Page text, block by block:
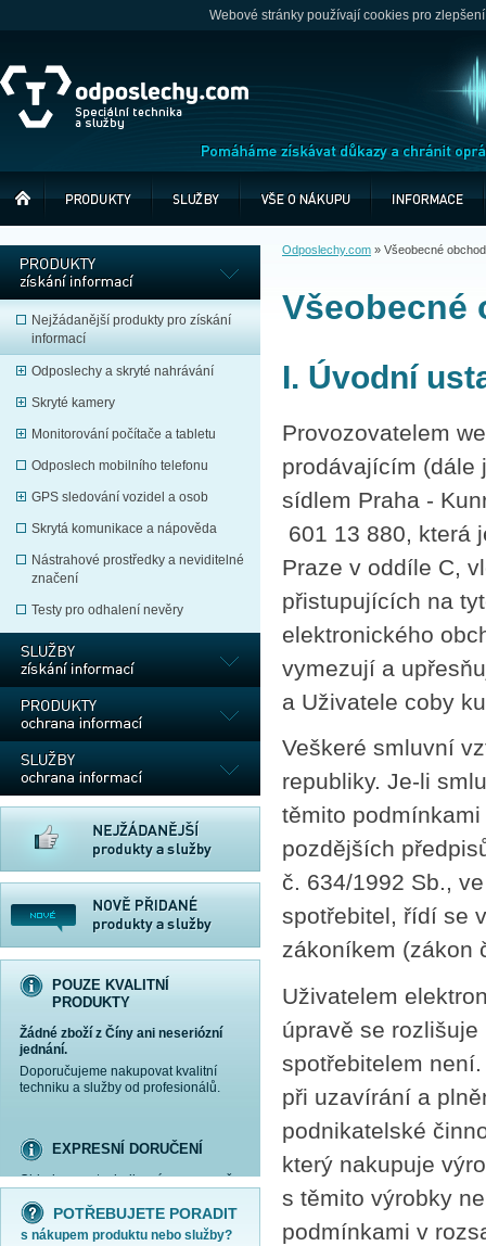
Webové stránky používají cookies pro
Nejžádanější produkty pro získání
informací
Odposlechy a skryté nahrávání
Skryté kamery
Monitorování počítače a tabletu
Odposlech mobilního telefonu
GPS sledování vozidel a osob
Skrytá komunikace a nápověda
Nástrahové prostředky a neviditelné
značení
Testy pro odhalení nevěry
POUZE KVALITNÍ
PRODUKTY
Žádné zboží z Číny ani neseriózní
jednání.
Doporučujeme nakupovat kvalitní
techniku a služby od profesionálů.
více informací »
EXPRESNÍ DORUČENÍ
Objednanou techniku vám expresně
Praha - DNES
ČR - ZÍTRA DO 17 HODIN
více informací »
více informací »
více informací »
POTŘEBUJETE PORADIT
s nákupem produktu nebo služby?
Odposlechy.com » Všeobecné
Všeobecné
I. Úvodní
Provozovatelem
prodávajícím (dále
sídlem Praha -
601 13 880, která
Praze v oddíle C,
přistupujících na
elektronického
vymezují a
a Uživatele coby
Veškeré smluvní
republiky. Je-li
těmito
pozdějších
č. 634/1992 Sb.,
spotřebitel, řídí se
zákoníkem (zákon
Uživatelem
úpravě se
spotřebitelem
při uzavírání a
podnikatelské
který nakupuje
s těmito výrobky
podmínkami v